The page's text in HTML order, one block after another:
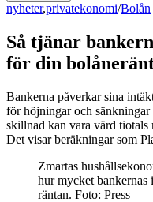
nyheter,privatekonomi/Bolån
Så tjänar
för din
Bankerna påverkar sina
för höjningar och
skillnad kan vara värd
Det visar beräkningar som
Zmartas
hur mycket bankernas
räntan. Foto: Press